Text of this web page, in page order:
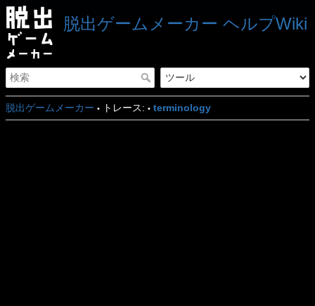
脱出ゲームメーカー ヘルプWiki
脱出ゲームメーカー • トレース: • terminology